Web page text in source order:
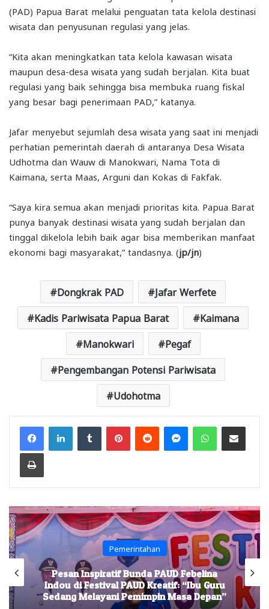
(PAD) Papua Barat melalui penguatan tata kelola destinasi
wisata dan penyusunan regulasi yang jelas.
“Kita akan meningkatkan tata kelola kawasan wisata
maupun desa-desa wisata yang sudah berjalan. Kita buat
regulasi yang baik sehingga bisa membuka ruang fiskal
yang besar bagi penerimaan PAD,” katanya.
Jafar menyebut sejumlah desa wisata yang saat ini menjadi
perhatian pemerintah daerah di antaranya Desa Wisata
Udhotma dan Wauw di Manokwari, Nama Tota di
Kaimana, serta Maas, Arguni dan Kokas di Fakfak.
“Saya kira semua akan menjadi prioritas kita. Papua Barat
punya banyak destinasi wisata yang sudah berjalan dan
tinggal dikelola lebih baik agar bisa memberikan manfaat
ekonomi bagi masyarakat,” tandasnya. (jp/jn)
Dongkrak PAD Jafar Werfete
Kadis Pariwisata Papua Barat Kaimana
Manokwari Pegaf
Pengembangan Potensi Pariwisata
Udohotma
FacebookLinkedInTumblr PinterestReddit MessengerWhatsAppShare via Email
Print
Pemerintahan
Pesan Inspiratif Bunda PAUD Febelina
Indou di Festival PAUD Kreatif: “Ibu Guru
Sedang Melayani Pemimpin Masa Depan”